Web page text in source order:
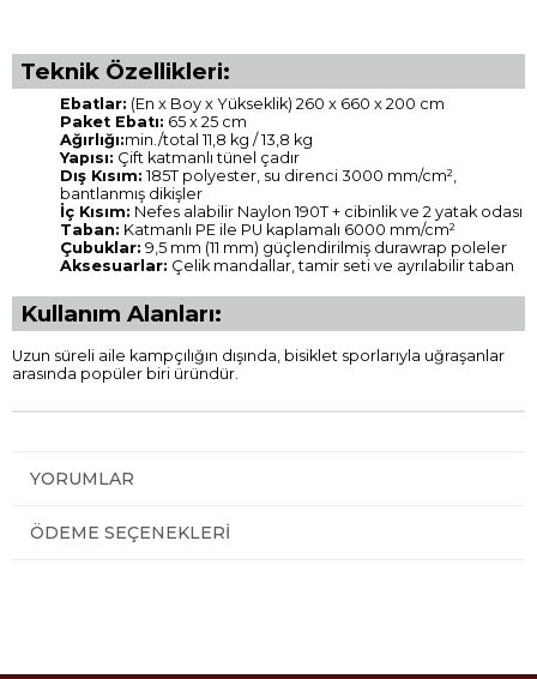
Teknik Özellikleri:
Ebatlar: (En x Boy x Yükseklik) 260 x 660 x 200 cm
Paket Ebatı: 65 x 25 cm
Ağırlığı:min./total 11,8 kg / 13,8 kg
Yapısı: Çift katmanlı tünel çadır
Dış Kısım: 185T polyester, su direnci 3000 mm/cm²,
bantlanmış dikişler
İç Kısım: Nefes alabilir Naylon 190T + cibinlik ve 2 yatak odası
Taban: Katmanlı PE ile PU kaplamalı 6000 mm/cm²
Çubuklar: 9,5 mm (11 mm) güçlendirilmiş durawrap poleler
Aksesuarlar: Çelik mandallar, tamir seti ve ayrılabilir taban
Kullanım Alanları:
Uzun süreli aile kampçılığın dışında, bisiklet sporlarıyla uğraşanlar
arasında popüler biri üründür.
YORUMLAR
ÖDEME SEÇENEKLERI